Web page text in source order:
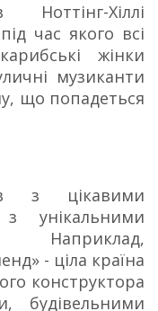
Хіллі
час якого всі
жінки
музиканти
що попадеться
з цікавими
унікальними
Наприклад,
- ціла країна
конструктора
будівельними